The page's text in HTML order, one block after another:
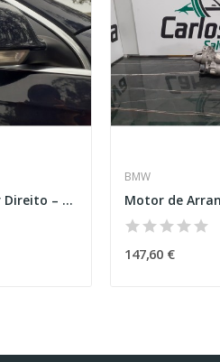
Espelho Retrovisor Direito – VOLKSWAGEN GOLF VI...
BMW
147,60 €